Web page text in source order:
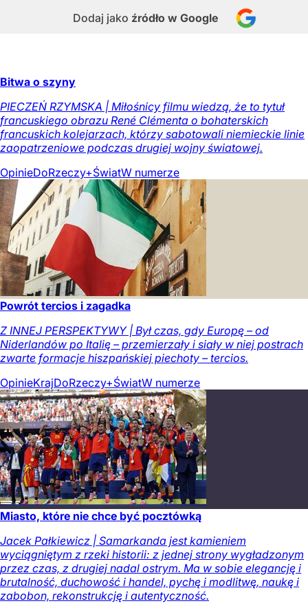
Dodaj jako źródło w Google
Bitwa o szyny
PIECZEŃ RZYMSKA | Miłośnicy filmu wiedzą, że to tytuł
francuskiego obrazu René Clémenta o bohaterskich
francuskich kolejarzach, którzy sabotowali niemieckie linie
zaopatrzeniowe podczas drugiej wojny światowej.
OpinieDoRzeczy+ŚwiatW numerze
Powrót tercios i zagadka
Z INNEJ PERSPEKTYWY | Był czas, gdy Europę – od
Niderlandów po Italię – przemierzały i siały w niej postrach
zwarte formacje hiszpańskiej piechoty – tercios.
OpinieKrajDoRzeczy+ŚwiatW numerze
Miasto, które nie chce być pocztówką
Jacek Pałkiewicz | Samarkanda jest kamieniem
wyciągniętym z rzeki historii: z jednej strony wygładzonym
przez czas, z drugiej nadal ostrym. Ma w sobie elegancję i
brutalność, duchowość i handel, pychę i modlitwę, naukę i
zabobon, rekonstrukcję i autentyczność.